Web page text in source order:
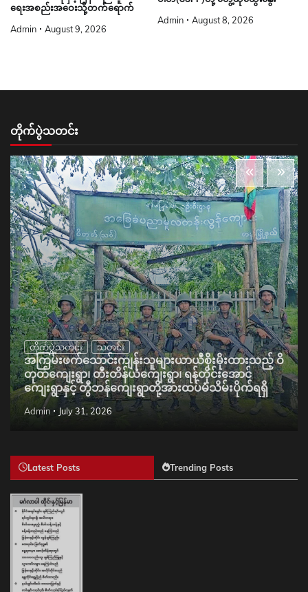
ရေးအစည်းအဝေးသို့တက်ရောက်
Admin August 9, 2026
Admin August 8, 2026
တိုက်ပွဲသတင်း
တိုက်ပွဲသတင်း သတင်း
အကြမ်းဖက်သောင်းကျန်းသူများယာယီစိုးမိုးထားသည့် ဝိ
တုတ်ကျေးရွာ၊ တီးတိန်ယံကျေးရွာ၊ ရန်တိုင်းအောင်
ကျေးရွာနှင့် တွီဘန်ကျေးရွာတို့အားထပ်မံသိမ်းပိုက်ရရှိ
Admin July 31, 2026
Latest Posts Trending Posts